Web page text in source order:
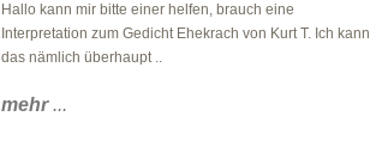
Hallo kann mir bitte einer helfen, brauch eine
Interpretation zum Gedicht Ehekrach von Kurt T. Ich kann
das nämlich überhaupt ..
mehr...